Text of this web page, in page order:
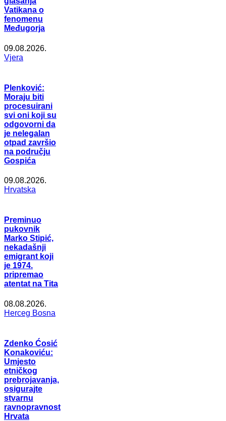
Vatikana o
fenomenu
Međugorja
09.08.2026.
Vjera
Plenković:
Moraju biti
procesuirani
svi oni koji su
odgovorni da
je nelegalan
otpad završio
na području
Gospića
09.08.2026.
Hrvatska
Preminuo
pukovnik
Marko Stipić,
nekadašnji
emigrant koji
je 1974.
pripremao
atentat na Tita
08.08.2026.
Herceg Bosna
Zdenko Ćosić
Konakoviću:
Umjesto
etničkog
prebrojavanja,
osigurajte
stvarnu
ravnopravnost
Hrvata